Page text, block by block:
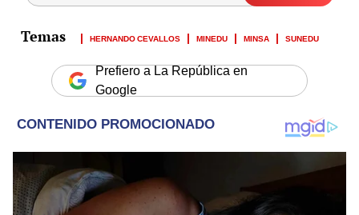
HERNANDO CEVALLOS MINEDU MINSA SUNEDU
Prefiero a La República en
Google